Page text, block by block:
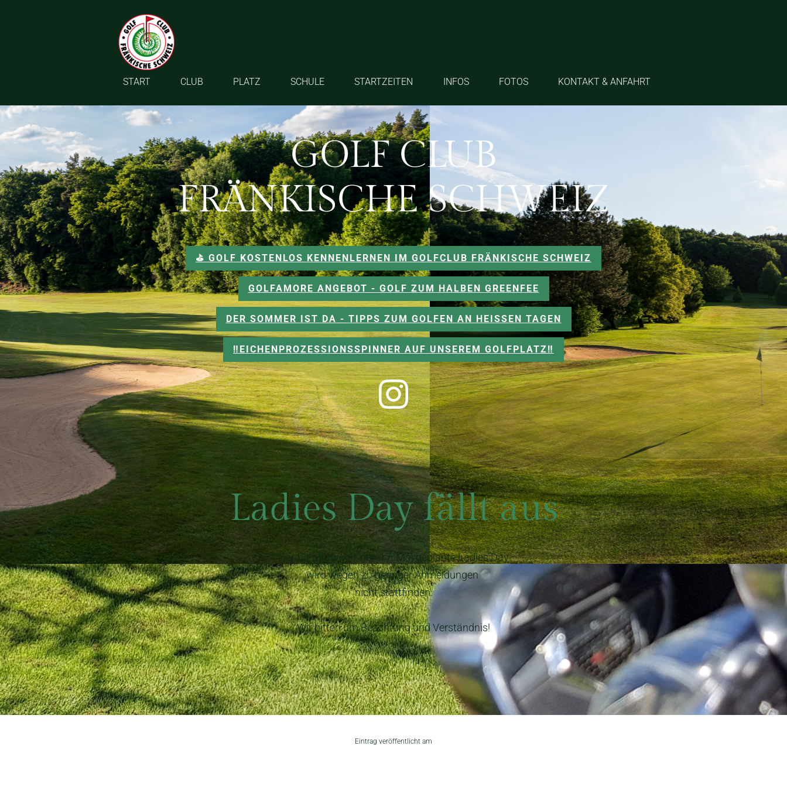
START CLUB PLATZ SCHULE STARTZEITEN INFOS FOTOS KONTAKT & ANFAHRT
GOLF CLUB
FRÄNKISCHE SCHWEIZ
⛳️ GOLF KOSTENLOS KENNENLERNEN IM GOLFCLUB FRÄNKISCHE SCHWEIZ
GOLFAMORE ANGEBOT - GOLF ZUM HALBEN GREENFEE
DER SOMMER IST DA - TIPPS ZUM GOLFEN AN HEISSEN TAGEN
‼️EICHENPROZESSIONSSPINNER AUF UNSEREM GOLFPLATZ‼️
Ladies Day fällt aus
Der für Mittwoch, den 17. Mai geplante Ladies Day
wird wegen zu geringer Anmeldungen
nicht stattfinden.
Wir bitten um Beachtung und Verständnis!
Eintrag veröffentlicht am